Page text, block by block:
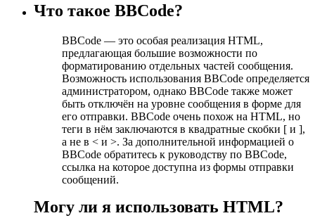
Что такое BBCode?
BBCode — это особая реализация HTML,
предлагающая большие возможности по
форматированию отдельных частей сообщения.
Возможность использования BBCode определяется
администратором, однако BBCode также может
быть отключён на уровне сообщения в форме для
его отправки. BBCode очень похож на HTML, но
теги в нём заключаются в квадратные скобки [ и ],
а не в < и >. За дополнительной информацией о
BBCode обратитесь к руководству по BBCode,
ссылка на которое доступна из формы отправки
сообщений.
Могу ли я использовать HTML?